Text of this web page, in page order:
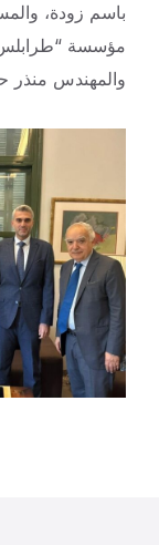
باسم زودة،
مؤسسة “طرابلس
والمهندس منذر